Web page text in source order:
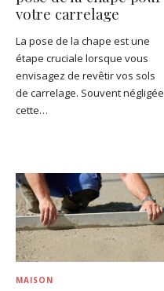
votre carrelage
La pose de la chape est une
étape cruciale lorsque vous
envisagez de revêtir vos sols
de carrelage. Souvent négligée,
cette…
MAISON